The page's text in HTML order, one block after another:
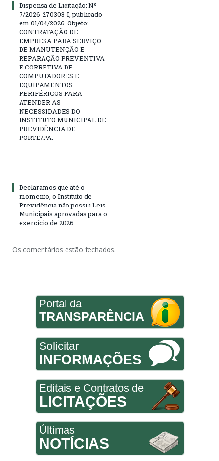
Dispensa de Licitação: Nº
7/2026-270303-I, publicado
em 01/04/2026. Objeto:
CONTRATAÇÃO DE
EMPRESA PARA SERVIÇO
DE MANUTENÇÃO E
REPARAÇÃO PREVENTIVA
E CORRETIVA DE
COMPUTADORES E
EQUIPAMENTOS
PERIFÉRICOS PARA
ATENDER AS
NECESSIDADES DO
INSTITUTO MUNICIPAL DE
PREVIDÊNCIA DE
PORTE/PA.
Declaramos que até o
momento, o Instituto de
Previdência não possui Leis
Municipais aprovadas para o
exercício de 2026
Os comentários estão fechados.
Portal da
TRANSPARÊNCIA
Solicitar
INFORMAÇÕES
Editais e Contratos de
LICITAÇÕES
Últimas
NOTÍCIAS